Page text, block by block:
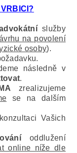
služby
na povolení
osoby).
následně v
.
zrealizujeme
se na dalším
Vašich
oddlužení
online níže dle